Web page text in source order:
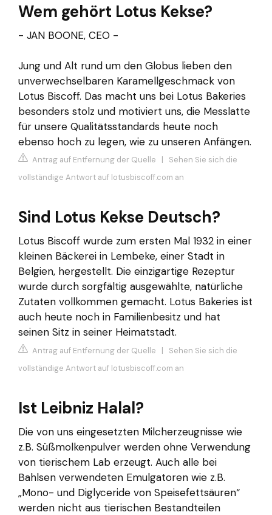
Wem gehört Lotus Kekse?
- JAN BOONE, CEO -
Jung und Alt rund um den Globus lieben den
unverwechselbaren Karamellgeschmack von
Lotus Biscoff. Das macht uns bei Lotus Bakeries
besonders stolz und motiviert uns, die Messlatte
für unsere Qualitätsstandards heute noch
ebenso hoch zu legen, wie zu unseren Anfängen.
Antrag auf Entfernung der Quelle | Sehen Sie sich die
vollständige Antwort auf lotusbiscoff.com an
Sind Lotus Kekse Deutsch?
Lotus Biscoff wurde zum ersten Mal 1932 in einer
kleinen Bäckerei in Lembeke, einer Stadt in
Belgien, hergestellt. Die einzigartige Rezeptur
wurde durch sorgfältig ausgewählte, natürliche
Zutaten vollkommen gemacht. Lotus Bakeries ist
auch heute noch in Familienbesitz und hat
seinen Sitz in seiner Heimatstadt.
Antrag auf Entfernung der Quelle | Sehen Sie sich die
vollständige Antwort auf lotusbiscoff.com an
Ist Leibniz Halal?
Die von uns eingesetzten Milcherzeugnisse wie
z.B. Süßmolkenpulver werden ohne Verwendung
von tierischem Lab erzeugt. Auch alle bei
Bahlsen verwendeten Emulgatoren wie z.B.
„Mono- und Diglyceride von Speisefettsäuren“
werden nicht aus tierischen Bestandteilen